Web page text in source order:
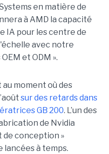
en matière de
à AMD la capacité
IA pour les centre de
avec notre
et ODM ».
moment où des
sur des retards dans
GB 200. L’un des
de Nvidia
de conception »
lancées à temps.